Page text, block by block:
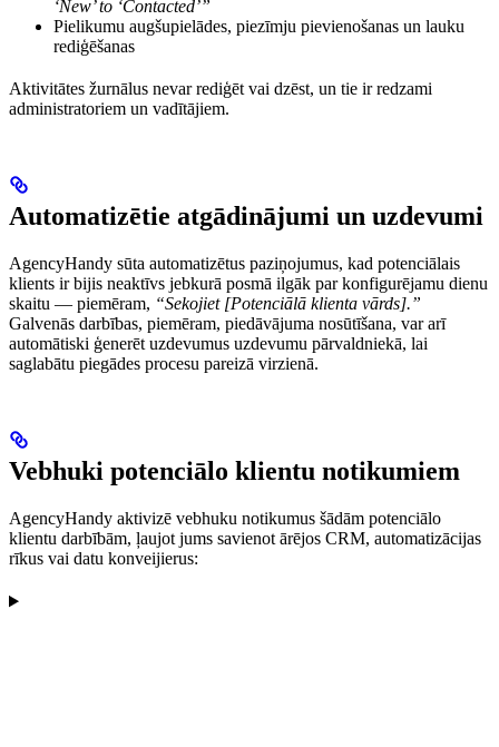
‘New’ to ‘Contacted’”
Pielikumu augšupielādes, piezīmju pievienošanas un lauku
rediģēšanas
Aktivitātes žurnālus nevar rediģēt vai dzēst, un tie ir redzami
administratoriem un vadītājiem.
Automatizētie atgādinājumi un uzdevumi
AgencyHandy sūta automatizētus paziņojumus, kad potenciālais
klients ir bijis neaktīvs jebkurā posmā ilgāk par konfigurējamu dienu
skaitu — piemēram, “Sekojiet [Potenciālā klienta vārds].”
Galvenās darbības, piemēram, piedāvājuma nosūtīšana, var arī
automātiski ģenerēt uzdevumus uzdevumu pārvaldniekā, lai
saglabātu piegādes procesu pareizā virzienā.
Vebhuki potenciālo klientu notikumiem
AgencyHandy aktivizē vebhuku notikumus šādām potenciālo
klientu darbībām, ļaujot jums savienot ārējos CRM, automatizācijas
rīkus vai datu konveijierus: